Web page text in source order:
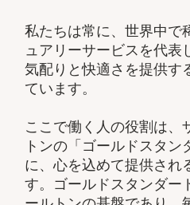
私たちは常に、世界中で
ュアリーサービスを代表
気配りと快適さを提供す
ています。
ここで働く人の役割は、
トンの「ゴールドスタ
に、心を込めて提供され
す。ゴールドスタンダー